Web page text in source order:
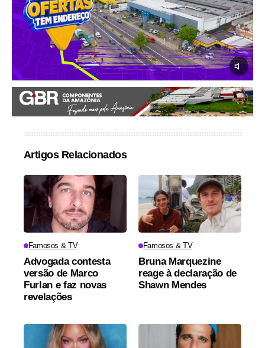
Artigos Relacionados
Famosos & TV
Advogada contesta
versão de Marco
Furlan e faz novas
revelações
Famosos & TV
Bruna Marquezine
reage à declaração de
Shawn Mendes